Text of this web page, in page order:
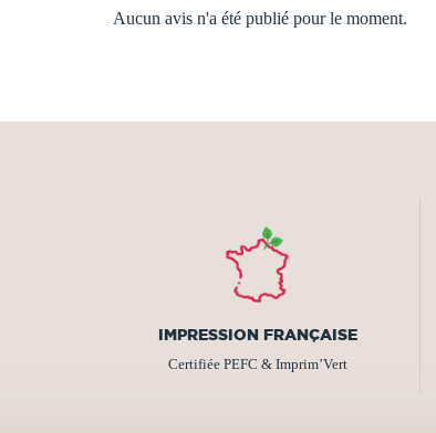
Aucun avis n'a été publié pour le moment.
IMPRESSION FRANÇAISE
Certifiée PEFC & Imprim’Vert